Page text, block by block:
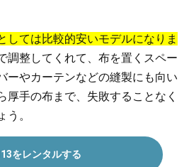
しては比較的安いモデルになりま
調整してくれて、布を置くスペー
ーやカーテンなどの縫製にも向い
厚手の布まで、失敗することなく
。
をレンタルする